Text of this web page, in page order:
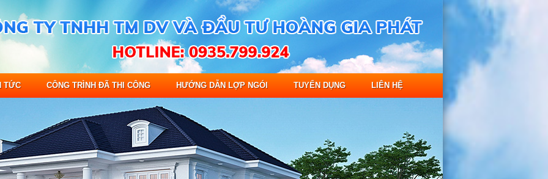
TỨC CÔNG TRÌNH ĐÃ THI CÔNG HƯỚNG DẪN LỢP NGÓI TUYỂN DỤNG LIÊN HỆ